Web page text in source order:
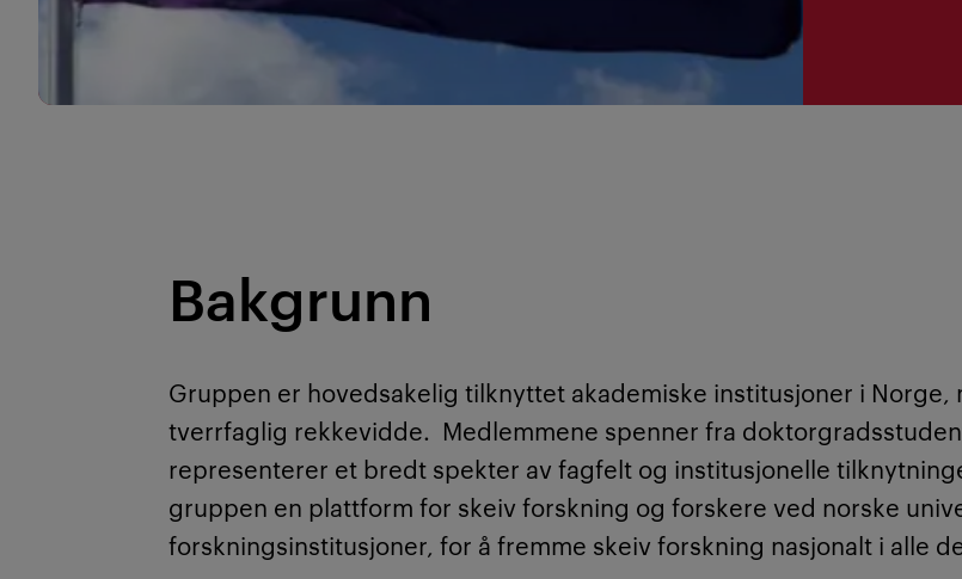
Bakgrunn
Gruppen er hovedsakelig tilknyttet akademiske institusjoner i Norge,
tverrfaglig rekkevidde. Medlemmene spenner fra
representerer et bredt spekter av fagfelt og institusjonelle
gruppen en plattform for skeiv forskning og forskere ved norske
forskningsinstitusjoner, for å fremme skeiv forskning nasjonalt i alle